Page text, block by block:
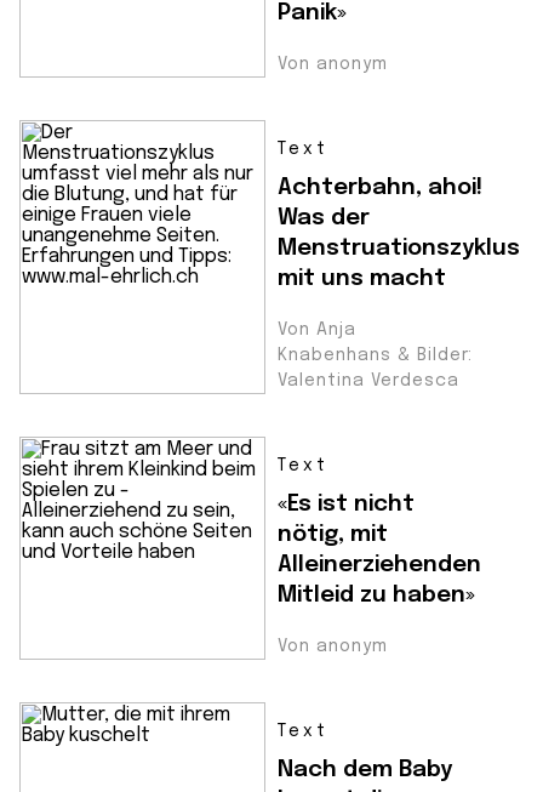
Panik»
Von anonym
Text
Achterbahn, ahoi!
Was der
Menstruationszyklus
mit uns macht
Von Anja
Knabenhans & Bilder:
Valentina Verdesca
Text
«Es ist nicht
nötig, mit
Alleinerziehenden
Mitleid zu haben»
Von anonym
Text
Nach dem Baby